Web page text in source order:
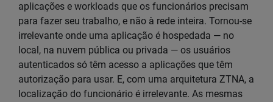
aplicações e workloads que os funcionários precisam
para fazer seu trabalho, e não à rede inteira. Tornou-se
irrelevante onde uma aplicação é hospedada — no
local, na nuvem pública ou privada — os usuários
autenticados só têm acesso a aplicações que têm
autorização para usar. E, com uma arquitetura ZTNA, a
localização do funcionário é irrelevante. As mesmas